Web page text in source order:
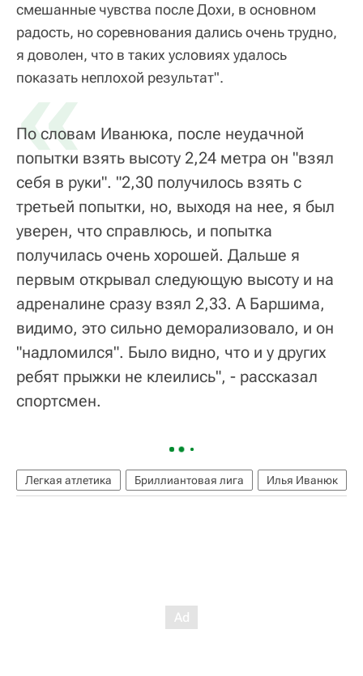
смешанные чувства после Дохи, в основном
радость, но соревнования дались очень трудно,
я доволен, что в таких условиях удалось
показать неплохой результат".
«
По словам Иванюка, после неудачной
попытки взять высоту 2,24 метра он "взял
себя в руки". "2,30 получилось взять с
третьей попытки, но, выходя на нее, я был
уверен, что справлюсь, и попытка
получилась очень хорошей. Дальше я
первым открывал следующую высоту и на
адреналине сразу взял 2,33. А Баршима,
видимо, это сильно деморализовало, и он
"надломился". Было видно, что и у других
ребят прыжки не клеились", - рассказал
спортсмен.
Легкая атлетика Бриллиантовая лига Илья Иванюк